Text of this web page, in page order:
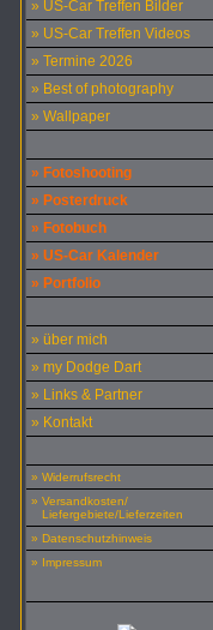
» US-Car Treffen Bilder
» US-Car Treffen Videos
» Termine 2026
» Best of photography
» Wallpaper
» Fotoshooting
» Posterdruck
» Fotobuch
» US-Car Kalender
» Portfolio
» über mich
» my Dodge Dart
» Links & Partner
» Kontakt
» Widerrufsrecht
» Versandkosten/
Liefergebiete/Lieferzeiten
» Datenschutzhinweis
» Impressum